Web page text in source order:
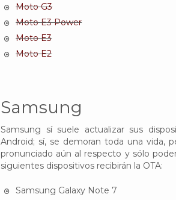
Moto G3
Moto E3 Power
Moto E3
Moto E2
Samsung
Samsung sí suele actualizar sus
Android; sí, se demoran toda una vida,
pronunciado aún al respecto y sólo
siguientes dispositivos recibirán la OTA:
Samsung Galaxy Note 7